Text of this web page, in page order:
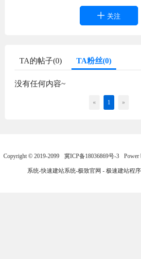
关注
TA的帖子(0) TA粉丝(0)
没有任何内容~
« 1 »
Copyright © 2019-2099 冀ICP备18036869号-3
系统-快速建站系统-极致官网 - 极速建站程序